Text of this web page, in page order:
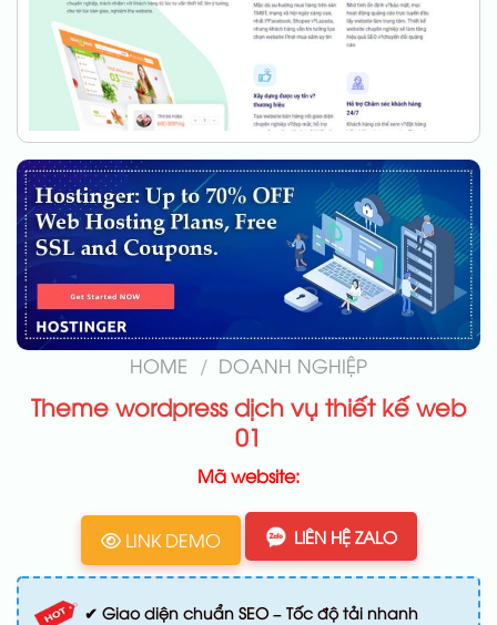
HOME / DOANH NGHIỆP
Theme wordpress dịch vụ thiết kế web
01
Mã website:
LINK DEMO LIÊN HỆ ZALO
✔ Giao diện chuẩn SEO – Tốc độ tải nhanh